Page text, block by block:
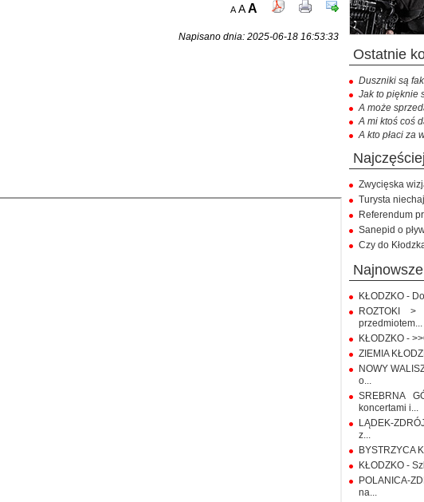
A AA
Napisano dnia: 2025-06-18 16:53:33
ostatnie
Duszniki są
Jak to pięknie
A może
A mi ktoś coś
A kto płaci za
Zwycięska
Turysta
Referendum
Sanepid o
Czy do
KŁODZKO -
ROZTOKI
przedmiotem...
KŁODZKO -
ZIEMIA
NOWY
o...
SREBRNA
koncertami i...
LĄDEK-
z...
BYSTRZYCA
KŁODZKO -
POLANICA-
na...